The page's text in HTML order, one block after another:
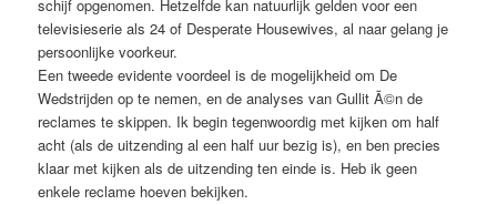
schijf opgenomen. Hetzelfde kan natuurlijk gelden voor een
televisieserie als 24 of Desperate Housewives, al naar gelang je
persoonlijke voorkeur.
Een tweede evidente voordeel is de mogelijkheid om De
Wedstrijden op te nemen, en de analyses van Gullit Ã©n de
reclames te skippen. Ik begin tegenwoordig met kijken om half
acht (als de uitzending al een half uur bezig is), en ben precies
klaar met kijken als de uitzending ten einde is. Heb ik geen
enkele reclame hoeven bekijken.